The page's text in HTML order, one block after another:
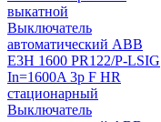
выкатной
Выключатель
автоматический ABB
E3H 1600 PR122/P-LSIG
In=1600A 3p F HR
стационарный
Выключатель